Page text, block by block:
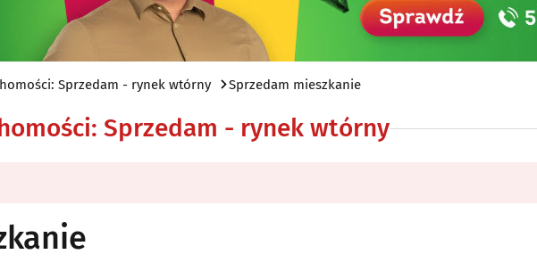
Sprzedam - rynek wtórny Sprzedam mieszkanie
Sprzedam - rynek wtórny